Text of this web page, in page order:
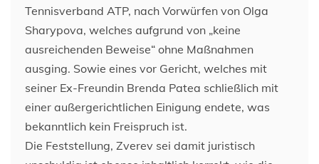
Tennisverband ATP, nach Vorwürfen von Olga
Sharypova, welches aufgrund von „keine
ausreichenden Beweise“ ohne Maßnahmen
ausging. Sowie eines vor Gericht, welches mit
seiner Ex-Freundin Brenda Patea schließlich mit
einer außergerichtlichen Einigung endete, was
bekanntlich kein Freispruch ist.
Die Feststellung, Zverev sei damit juristisch